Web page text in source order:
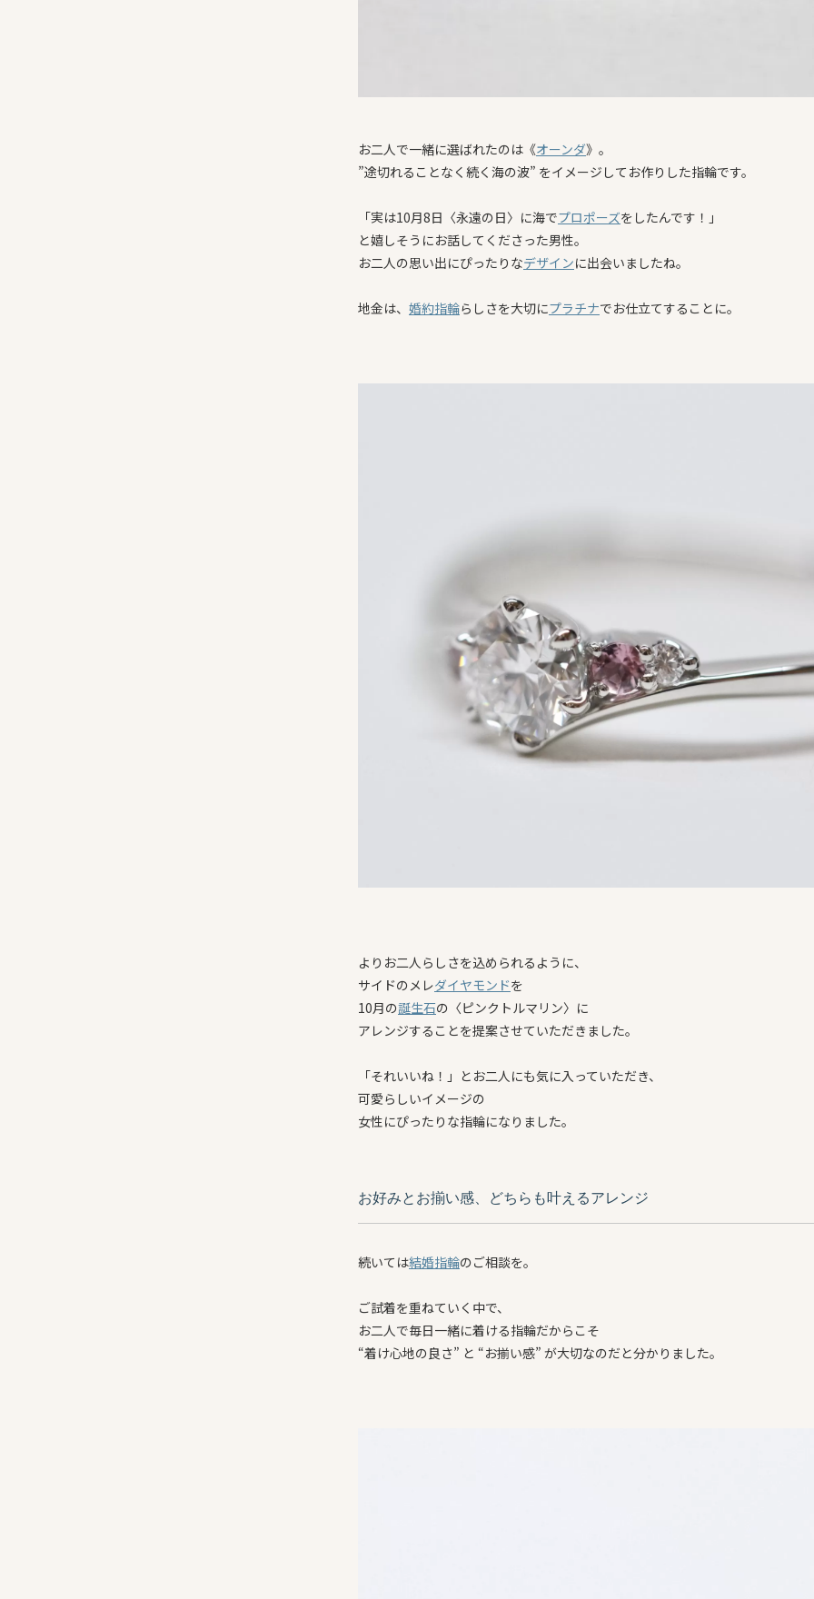
お二人で一緒に選ばれたのは《オーンダ》。
”途切れることなく続く海の波” をイメージしてお作りした指輪です。
「実は10月8日〈永遠の日〉に海でプロポーズをしたんです！」
と嬉しそうにお話してくださった男性。
お二人の思い出にぴったりなデザインに出会いましたね。
地金は、 婚約指輪らしさを大切にプラチナでお仕立てすることに。
よりお二人らしさを込められるように、
サイドのメレダイヤモンドを
10月の誕生石の〈ピンクトルマリン〉に
アレンジすることを提案させていただきました。
「それいいね！」とお二人にも気に入っていただき、
可愛らしいイメージの
女性にぴったりな指輪になりました。
お好みとお揃い感、どちらも叶えるアレンジ
続いては結婚指輪のご相談を。
ご試着を重ねていく中で、
お二人で毎日一緒に着ける指輪だからこそ
“着け心地の良さ” と “お揃い感” が大切なのだと分かりました。